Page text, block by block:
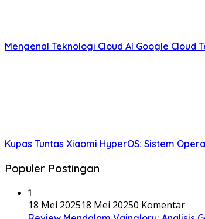
Mengenal Teknologi Cloud AI Google Cloud
Kupas Tuntas Xiaomi HyperOS: Sistem
Populer Postingan
1
18 Mei 202518 Mei 20250 Komentar